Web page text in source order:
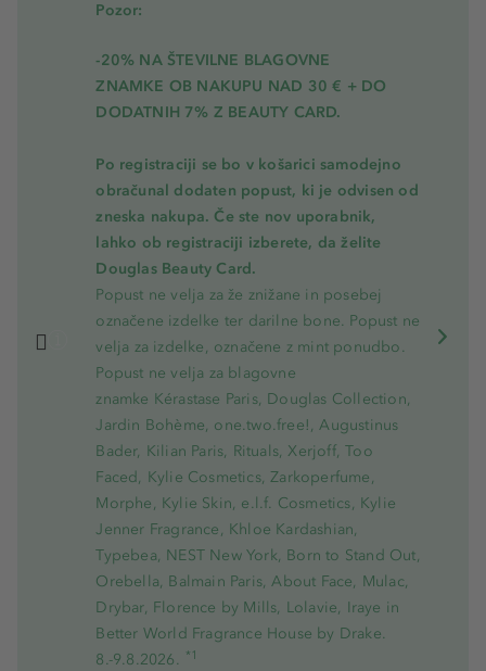
Pozor:
-20% NA ŠTEVILNE BLAGOVNE
ZNAMKE OB NAKUPU NAD 30 € + DO
DODATNIH 7% Z BEAUTY CARD.
Po registraciji se bo v košarici samodejno
obračunal dodaten popust, ki je odvisen od
zneska nakupa. Če ste nov uporabnik,
lahko ob registraciji izberete, da želite
Douglas Beauty Card.
Popust ne velja za že znižane in posebej
označene izdelke ter darilne bone. Popust ne
velja za izdelke, označene z mint ponudbo.
Popust ne velja za blagovne
znamke Kérastase Paris, Douglas Collection,
Jardin Bohème, one.two.free!, Augustinus
Bader, Kilian Paris, Rituals, Xerjoff, Too
Faced, Kylie Cosmetics, Zarkoperfume,
Morphe, Kylie Skin, e.l.f. Cosmetics, Kylie
Jenner Fragrance, Khloe Kardashian,
Typebea, NEST New York, Born to Stand Out,
Orebella, Balmain Paris, About Face, Mulac,
Drybar, Florence by Mills, Lolavie, Iraye in
Better World Fragrance House by Drake.
8.-9.8.2026. *1